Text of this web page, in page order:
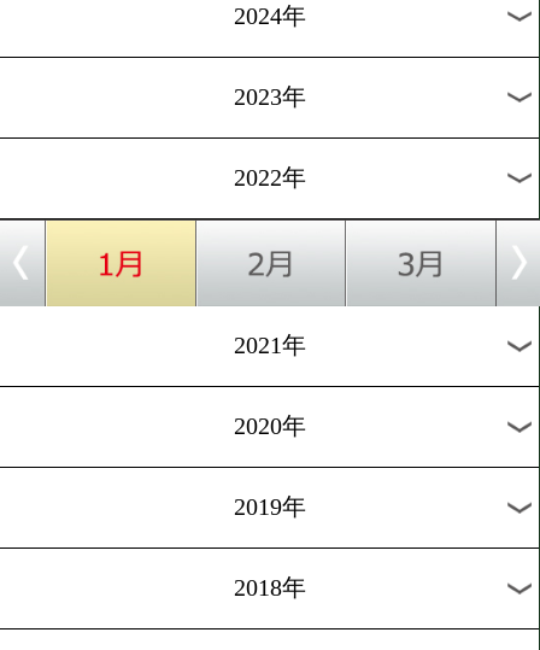
[試合後談話]2021.12.12
大阪も熱い! 迫力の打撃戦
したのは!?
1
過去のニュース
2026年
2025年